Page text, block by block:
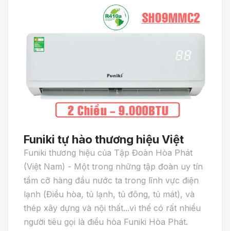
Funiki tự hào thương hiệu Việt
Funiki thương hiệu của Tập Đoàn Hòa Phát
(Việt Nam) - Một trong những tập đoàn uy tín
tầm cỡ hàng đầu nước ta trong lĩnh vực điện
lạnh (Điều hòa, tủ lạnh, tủ đông, tủ mát), và
thép xây dựng và nội thất...vì thế có rất nhiều
người tiêu gọi là điều hòa Funiki Hòa Phát.